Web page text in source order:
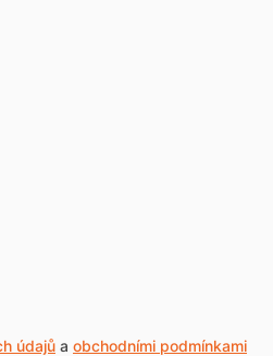
údajů a obchodními podmínkami